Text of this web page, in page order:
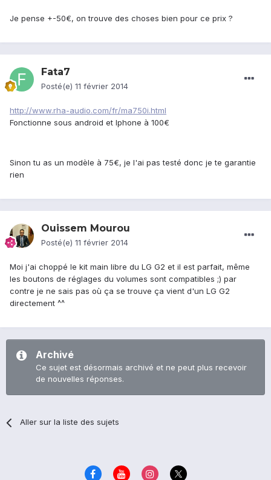
Je pense +-50€, on trouve des choses bien pour ce prix ?
Fata7
Posté(e) 11 février 2014
http://www.rha-audio.com/fr/ma750i.html
Fonctionne sous android et Iphone à 100€
Sinon tu as un modèle à 75€, je l'ai pas testé donc je te garantie
rien
Ouissem Mourou
Posté(e) 11 février 2014
Moi j'ai choppé le kit main libre du LG G2 et il est parfait, même
les boutons de réglages du volumes sont compatibles ;) par
contre je ne sais pas où ça se trouve ça vient d'un LG G2
directement ^^
Archivé
Ce sujet est désormais archivé et ne peut plus recevoir
de nouvelles réponses.
Aller sur la liste des sujets